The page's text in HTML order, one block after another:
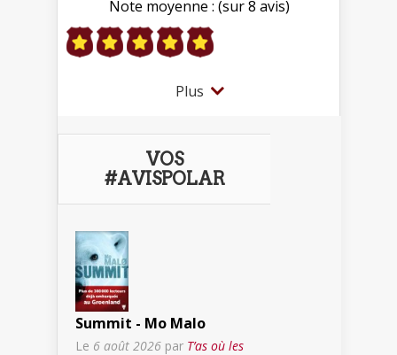
Note moyenne : (sur 8 avis)
Plus
VOS
#AVISPOLAR
Summit - Mo Malo
Le 6 août 2026 par T’as où les